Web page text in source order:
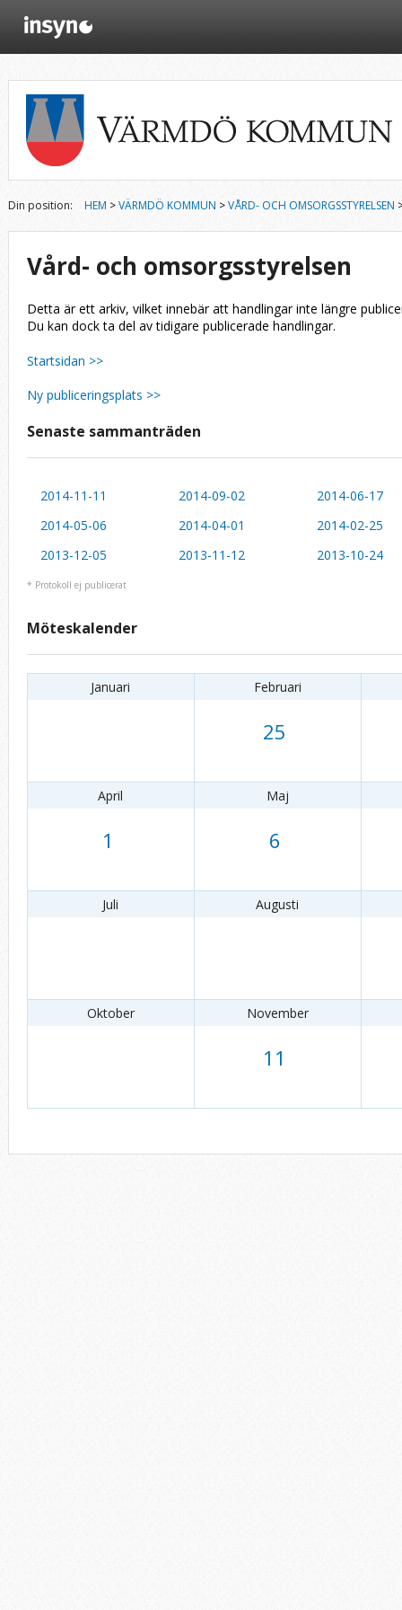
Din position: HEM >VÄRMDÖ KOMMUN >VÅRD- OCH OMSORGSSTYRELSEN
Vård- och omsorgsstyrelsen
Detta är ett arkiv, vilket innebär att handlingar inte längre
Du kan dock ta del av tidigare publicerade handlingar.
Startsidan >>
Ny publiceringsplats >>
Senaste sammanträden
2014-11-11 2014-09-02
2014-06-17
2014-05-06
2014-04-01
2014-02-25
2013-12-05
2013-11-12 2013-10-24
* Protokoll ej publicerat
Möteskalender
Januari Februari
25
April
1
Maj
6
Juli Augusti
Oktober November
11